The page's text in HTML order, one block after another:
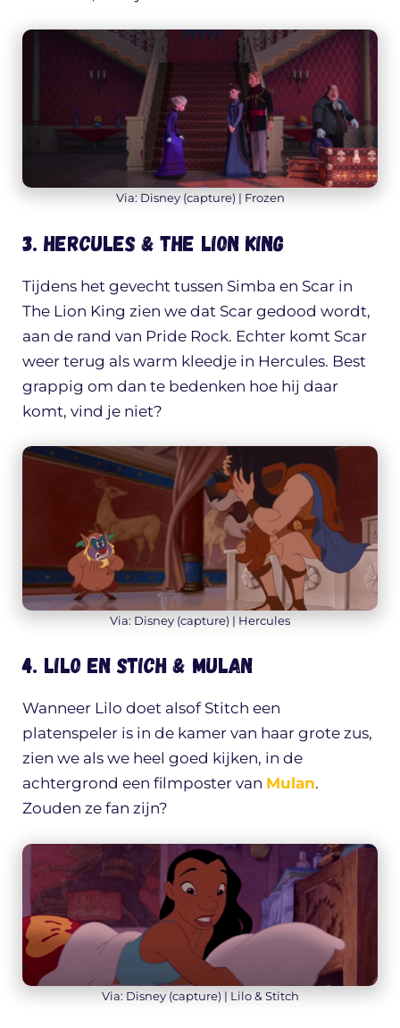
Via: Disney (capture) | Frozen
3. Hercules & The Lion King
Tijdens het gevecht tussen Simba en Scar in
The Lion King zien we dat Scar gedood wordt,
aan de rand van Pride Rock. Echter komt Scar
weer terug als warm kleedje in Hercules. Best
grappig om dan te bedenken hoe hij daar
komt, vind je niet?
Via: Disney (capture) | Hercules
4. Lilo en Stich & Mulan
Wanneer Lilo doet alsof Stitch een
platenspeler is in de kamer van haar grote zus,
zien we als we heel goed kijken, in de
achtergrond een filmposter van Mulan.
Zouden ze fan zijn?
Via: Disney (capture) | Lilo & Stitch